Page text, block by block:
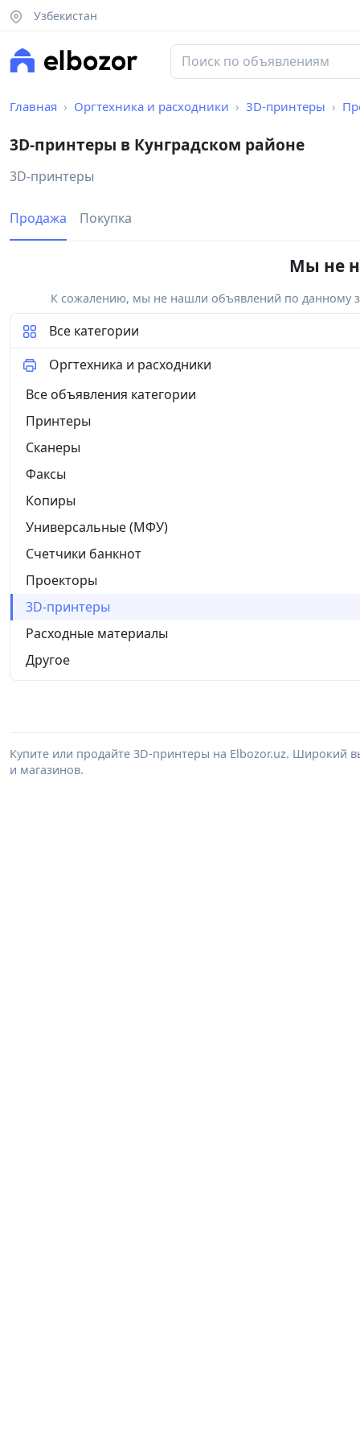
Узбекистан
Главная Оргтехника и расходники 3D-принтеры
3D-принтеры в Кунградском районе
3D-принтеры
Продажа Покупка
Мы не
К сожалению, мы не нашли объявлений по данному
Все категории
Оргтехника и расходники
Все объявления категории
Принтеры
Сканеры
Факсы
Копиры
Универсальные (МФУ)
Счетчики банкнот
Проекторы
3D-принтеры
Расходные материалы
Другое
Купите или продайте 3D-принтеры на Elbozor.uz. Широкий
и магазинов.